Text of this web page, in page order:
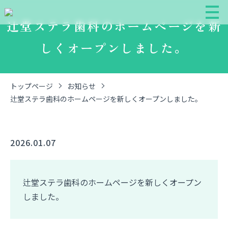
辻堂ステラ歯科のホームページを新
しくオープンしました。
トップページ
お知らせ
辻堂ステラ歯科のホームページを新しくオープンしました。
2026.01.07
辻堂ステラ歯科のホームページを新しくオープン
しました。